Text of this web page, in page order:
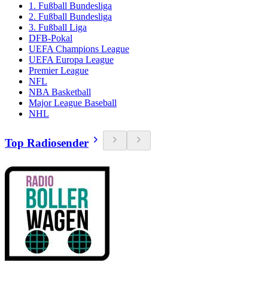
1. Fußball Bundesliga
2. Fußball Bundesliga
3. Fußball Liga
DFB-Pokal
UEFA Champions League
UEFA Europa League
Premier League
NFL
NBA Basketball
Major League Baseball
NHL
Top Radiosender